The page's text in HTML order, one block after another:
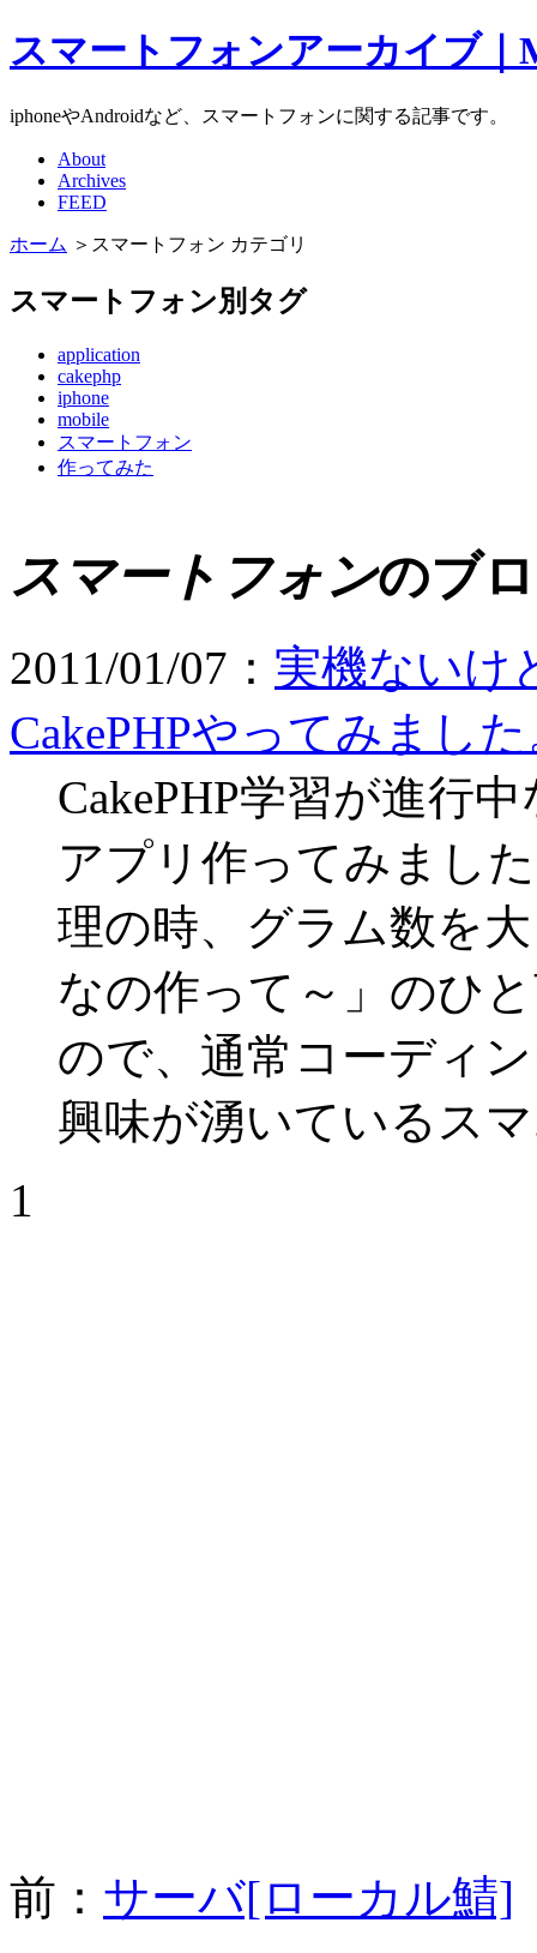
スマートフォンアーカイブ
iphoneやAndroidなど、スマートフォンに関する記事です。
About
Archives
FEED
ホーム ＞スマートフォン カテゴリ
スマートフォン別タグ
application
cakephp
iphone
mobile
スマートフォン
作ってみた
スマートフォンのブ
2011/01/07： 実機ないけ
CakePHPやってみまし
CakePHP学習が進行
アプリ作ってみまし
理の時、グラム数を
なの作って～」のひ
ので、通常コーディ
興味が湧いているス
1
前： サーバ[ローカル鯖]